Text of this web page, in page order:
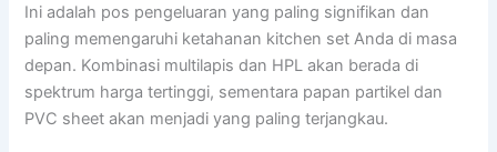
Ini adalah pos pengeluaran yang paling signifikan dan
paling memengaruhi ketahanan kitchen set Anda di masa
depan. Kombinasi multilapis dan HPL akan berada di
spektrum harga tertinggi, sementara papan partikel dan
PVC sheet akan menjadi yang paling terjangkau.